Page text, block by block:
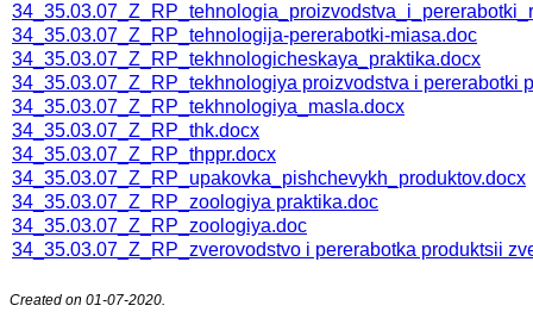
34_35.03.07_Z_RP_tehnologija-pererabotki-miasa.doc
34_35.03.07_Z_RP_tekhnologicheskaya_praktika.docx
34_35.03.07_Z_RP_tekhnologiya proizvodstva i pererabotki
34_35.03.07_Z_RP_tekhnologiya_masla.docx
34_35.03.07_Z_RP_thk.docx
34_35.03.07_Z_RP_thppr.docx
34_35.03.07_Z_RP_upakovka_pishchevykh_produktov.docx
34_35.03.07_Z_RP_zoologiya praktika.doc
34_35.03.07_Z_RP_zoologiya.doc
34_35.03.07_Z_RP_zverovodstvo i pererabotka produktsii
Created on 01-07-2020.